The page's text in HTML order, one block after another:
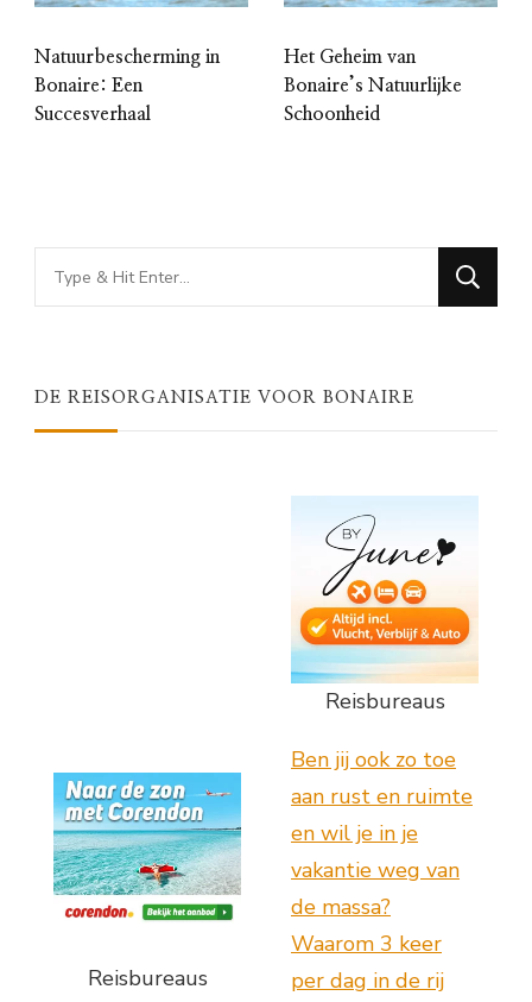
Natuurbescherming in
Bonaire: Een
Succesverhaal
Het Geheim van
Bonaire’s Natuurlijke
Schoonheid
Looking
for
DE REISORGANISATIE VOOR BONAIRE
Reisbureaus
Reisbureaus
Ben jij ook zo toe
aan rust en ruimte
en wil je in je
vakantie weg van
de massa?
Waarom 3 keer
per dag in de rij